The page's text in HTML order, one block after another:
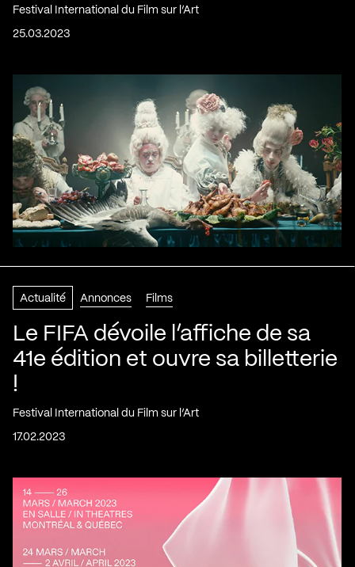
Festival International du Film sur l’Art
25.03.2023
Actualité Annonces Films
Le FIFA dévoile l’affiche de sa
41e édition et ouvre sa billetterie
!
Festival International du Film sur l’Art
17.02.2023